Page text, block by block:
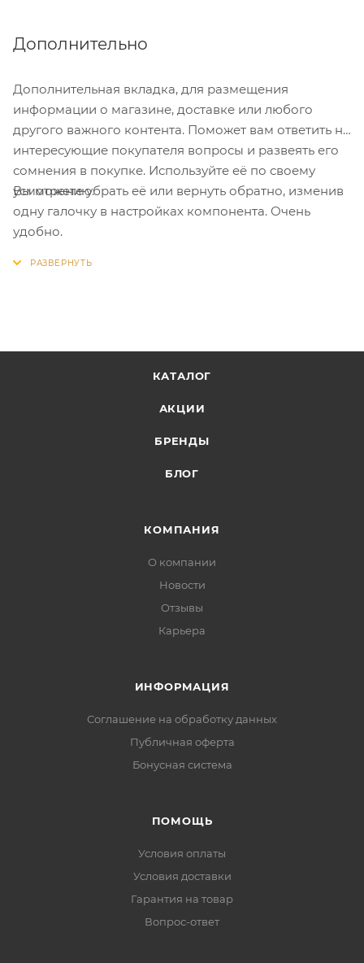
Дополнительно
Дополнительная вкладка, для размещения
информации о магазине, доставке или любого
другого важного контента. Поможет вам ответить на
интересующие покупателя вопросы и развеять его
сомнения в покупке. Используйте её по своему
усмотрению.
Вы можете убрать её или вернуть обратно, изменив
одну галочку в настройках компонента. Очень
удобно.
КАТАЛОГ
АКЦИИ
БРЕНДЫ
БЛОГ
КОМПАНИЯ
О компании
Новости
Отзывы
Карьера
ИНФОРМАЦИЯ
Соглашение на обработку данных
Публичная оферта
Бонусная система
ПОМОЩЬ
Условия оплаты
Условия доставки
Гарантия на товар
Вопрос-ответ